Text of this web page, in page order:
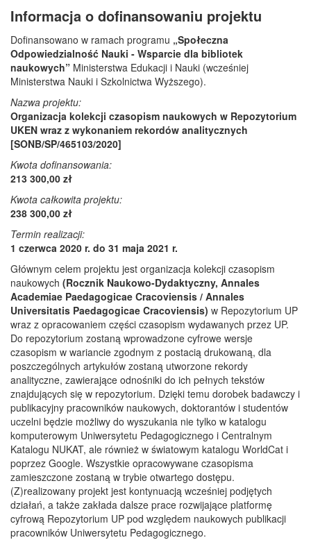
Informacja o dofinansowaniu projektu
Dofinansowano w ramach programu „Społeczna
Odpowiedzialność Nauki - Wsparcie dla bibliotek
naukowych” Ministerstwa Edukacji i Nauki (wcześniej
Ministerstwa Nauki i Szkolnictwa Wyższego).
Nazwa projektu:
Organizacja kolekcji czasopism naukowych w Repozytorium
UKEN wraz z wykonaniem rekordów analitycznych
[SONB/SP/465103/2020]
Kwota dofinansowania:
213 300,00 zł
Kwota całkowita projektu:
238 300,00 zł
Termin realizacji:
1 czerwca 2020 r. do 31 maja 2021 r.
Głównym celem projektu jest organizacja kolekcji czasopism
naukowych (Rocznik Naukowo-Dydaktyczny, Annales
Academiae Paedagogicae Cracoviensis / Annales
Universitatis Paedagogicae Cracoviensis) w Repozytorium UP
wraz z opracowaniem części czasopism wydawanych przez UP.
Do repozytorium zostaną wprowadzone cyfrowe wersje
czasopism w wariancie zgodnym z postacią drukowaną, dla
poszczególnych artykułów zostaną utworzone rekordy
analityczne, zawierające odnośniki do ich pełnych tekstów
znajdujących się w repozytorium. Dzięki temu dorobek badawczy i
publikacyjny pracowników naukowych, doktorantów i studentów
uczelni będzie możliwy do wyszukania nie tylko w katalogu
komputerowym Uniwersytetu Pedagogicznego i Centralnym
Katalogu NUKAT, ale również w światowym katalogu WorldCat i
poprzez Google. Wszystkie opracowywane czasopisma
zamieszczone zostaną w trybie otwartego dostępu.
(Z)realizowany projekt jest kontynuacją wcześniej podjętych
działań, a także zakłada dalsze prace rozwijające platformę
cyfrową Repozytorium UP pod względem naukowych publikacji
pracowników Uniwersytetu Pedagogicznego.